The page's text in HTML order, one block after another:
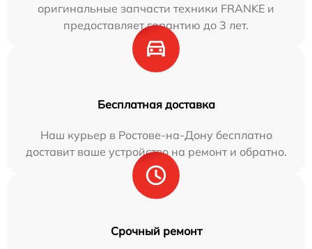
оригинальные запчасти техники FRANKE и
предоставляет гарантию до 3 лет.
Бесплатная доставка
Наш курьер в Ростове-на-Дону бесплатно
доставит ваше устройство на ремонт и обратно.
Срочный ремонт